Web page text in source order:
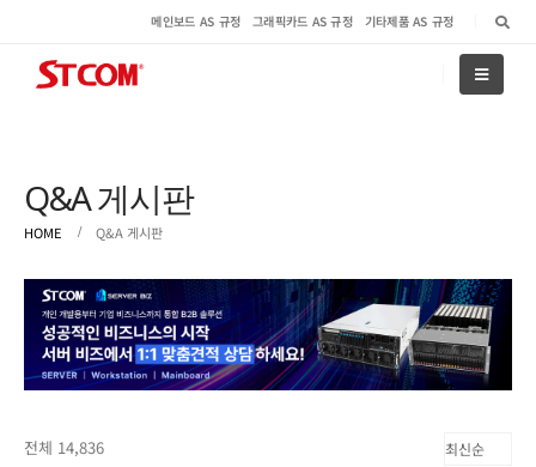
메인보드 AS 규정 그래픽카드 AS 규정 기타제품 AS 규정
Q&A 게시판
HOME Q&A 게시판
전체 14,836